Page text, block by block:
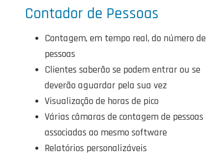
Contador de Pessoas
Contagem, em tempo real, do número de
pessoas
Clientes saberão se podem entrar ou se
deverão aguardar pela sua vez
Visualização de horas de pico
Várias câmaras de contagem de pessoas
associadas ao mesmo software
Relatórios personalizáveis